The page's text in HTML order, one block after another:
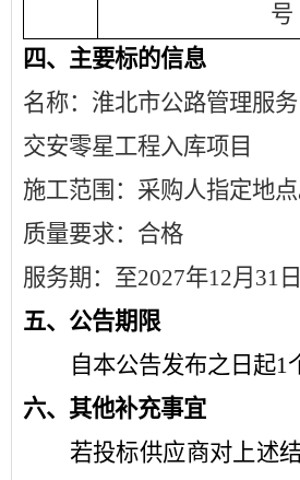
号
四、主要标的信息
名称：淮北市公路管理服
交安零星工程入库项目
施工范围：采购人指定地点
质量要求：合格
服务期：至2027年12月31日
五、公告期限
自本公告发布之日起1
六、其他补充事宜
若投标供应商对上述